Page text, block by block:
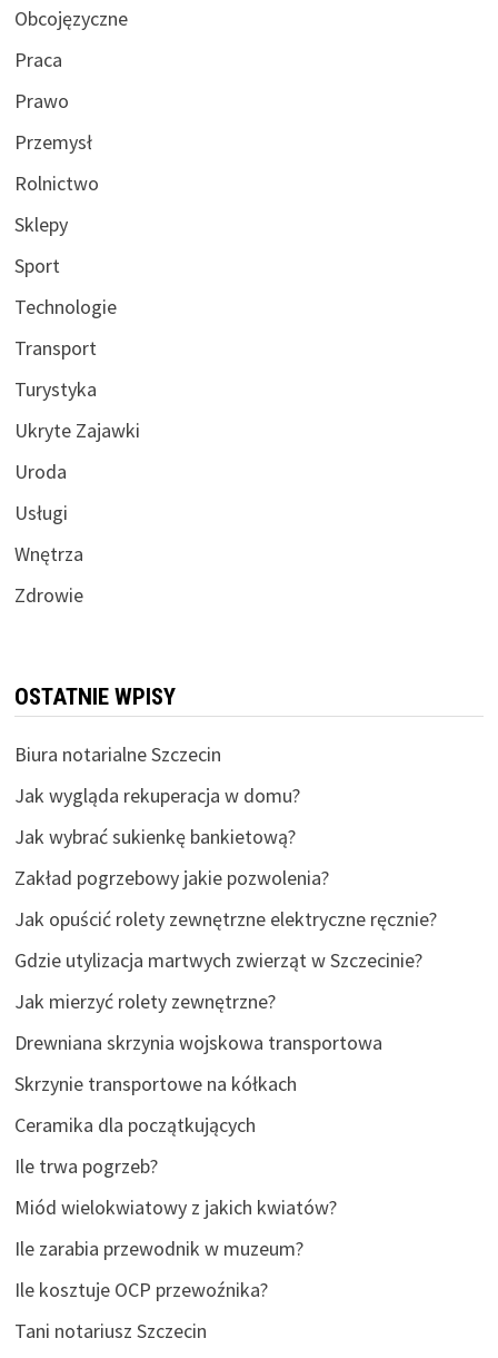
Obcojęzyczne
Praca
Prawo
Przemysł
Rolnictwo
Sklepy
Sport
Technologie
Transport
Turystyka
Ukryte Zajawki
Uroda
Usługi
Wnętrza
Zdrowie
OSTATNIE WPISY
Biura notarialne Szczecin
Jak wygląda rekuperacja w domu?
Jak wybrać sukienkę bankietową?
Zakład pogrzebowy jakie pozwolenia?
Jak opuścić rolety zewnętrzne elektryczne ręcznie?
Gdzie utylizacja martwych zwierząt w Szczecinie?
Jak mierzyć rolety zewnętrzne?
Drewniana skrzynia wojskowa transportowa
Skrzynie transportowe na kółkach
Ceramika dla początkujących
Ile trwa pogrzeb?
Miód wielokwiatowy z jakich kwiatów?
Ile zarabia przewodnik w muzeum?
Ile kosztuje OCP przewoźnika?
Tani notariusz Szczecin